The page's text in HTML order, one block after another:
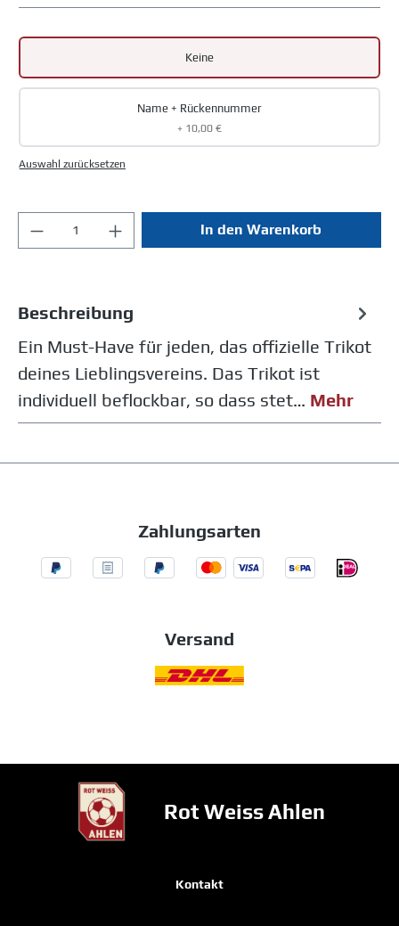
Keine
Name + Rückennummer
+ 10,00 €
Auswahl zurücksetzen
In den Warenkorb
Beschreibung
Ein Must-Have für jeden, das offizielle Trikot
deines Lieblingsvereins. Das Trikot ist
individuell beflockbar, so dass stet… Mehr
Zahlungsarten
Versand
Rot Weiss Ahlen
Kontakt